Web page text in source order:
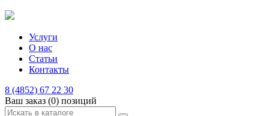
Услуги
О нас
Статьи
Контакты
8 (4852) 67 22 30
Ваш заказ (0) позиций